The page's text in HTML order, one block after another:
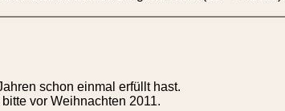
schon einmal erfüllt hast.
vor Weihnachten 2011.